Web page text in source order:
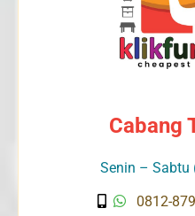
Cabang
Senin – Sabtu
0812-